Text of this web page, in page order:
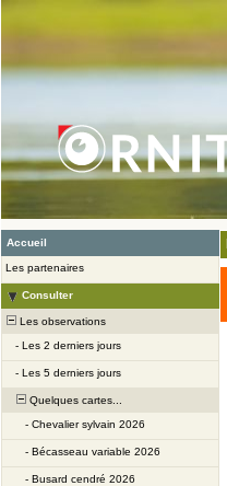
Accueil
Les partenaires
Consulter
Les observations
- Les 2 derniers jours
- Les 5 derniers jours
Quelques cartes...
- Chevalier sylvain 2026
- Bécasseau variable 2026
- Busard cendré 2026